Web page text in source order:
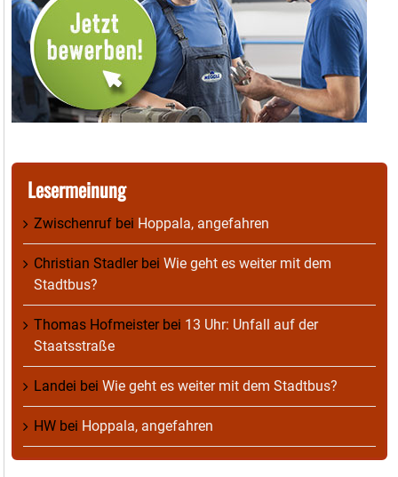
Lesermeinung
Zwischenruf bei Hoppala, angefahren
Christian Stadlerbei Wie geht es weiter mit dem
Stadtbus?
Thomas Hofmeisterbei 13 Uhr: Unfall auf der
Staatsstraße
Landei bei Wie geht es weiter mit dem Stadtbus?
HW bei Hoppala, angefahren